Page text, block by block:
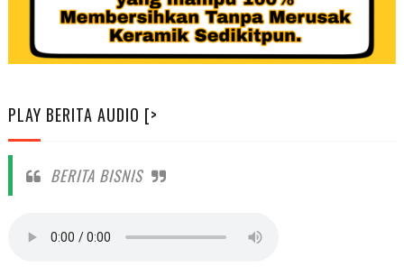
PLAY BERITA AUDIO [>
BERITA BISNIS